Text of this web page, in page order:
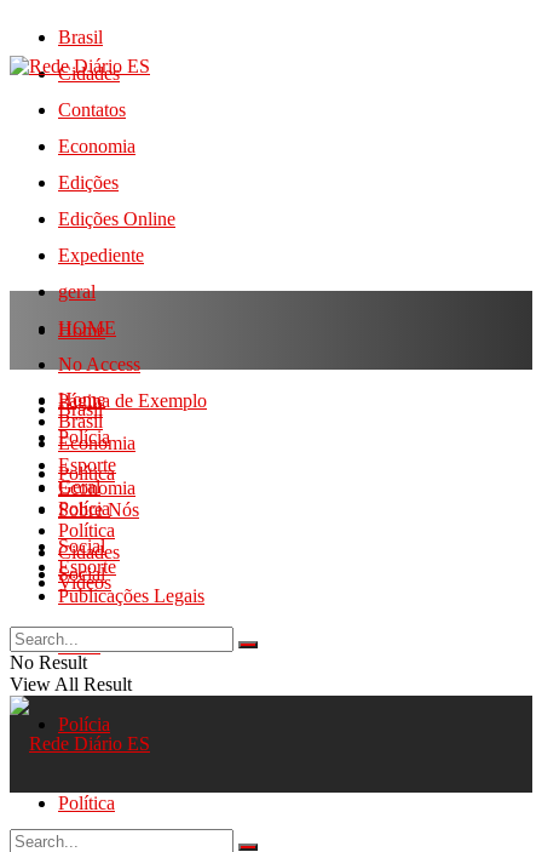
Brasil
Cidades
Contatos
Economia
Edições
Edições Online
Expediente
geral
HOME
No Access
Página de Exemplo
Polícia
Política
Sobre Nós
Social
Videos
Home
Brasil
Economia
Esporte
Geral
Polícia
Política
Home
Brasil
Economia
Esporte
Geral
Polícia
Política
Cidades
Social
Publicações Legais
No Result
View All Result